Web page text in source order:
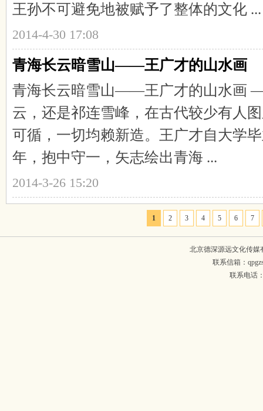
王孙不可避免地被赋予了整体的文化 ...
2014-4-30 17:08
青海长云暗雪山——王广才的山水画
青海长云暗雪山——王广才的山水画
云，还是祁连雪峰，在古代较少有人
可循，一切均赖新造。王广才自大学
年，抱中守一，矢志绘出青海 ...
2014-3-26 15:20
1 2 3 4 5 6 7
北京德深源远文化传
联系信箱：
联系电话